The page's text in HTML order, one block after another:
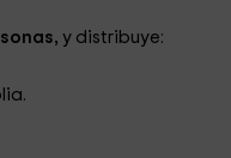
y distribuye: